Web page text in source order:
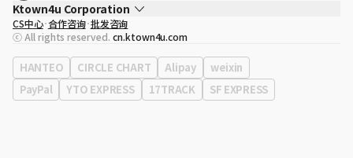
Ktown4u Corporation
代表
宋効珉
营业执照 120-87-71116
公司地址 首尔特别市 江南区 岭东大路 513号 3楼 （三成洞， coex)
CS中心 合作咨询 批发咨询
ⓒ All rights reserved. cn.ktown4u.com
HANTEO CIRCLE CHART Alipay
weixin
PayPal
YTO EXPRESS 17TRACK SF EXPRESS